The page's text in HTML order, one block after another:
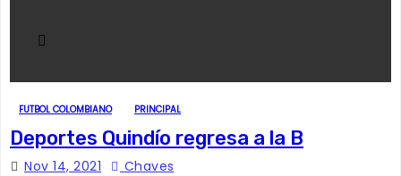
FUTBOL COLOMBIANO PRINCIPAL
Deportes Quindío regresa a la B
Nov 14, 2021 Chaves